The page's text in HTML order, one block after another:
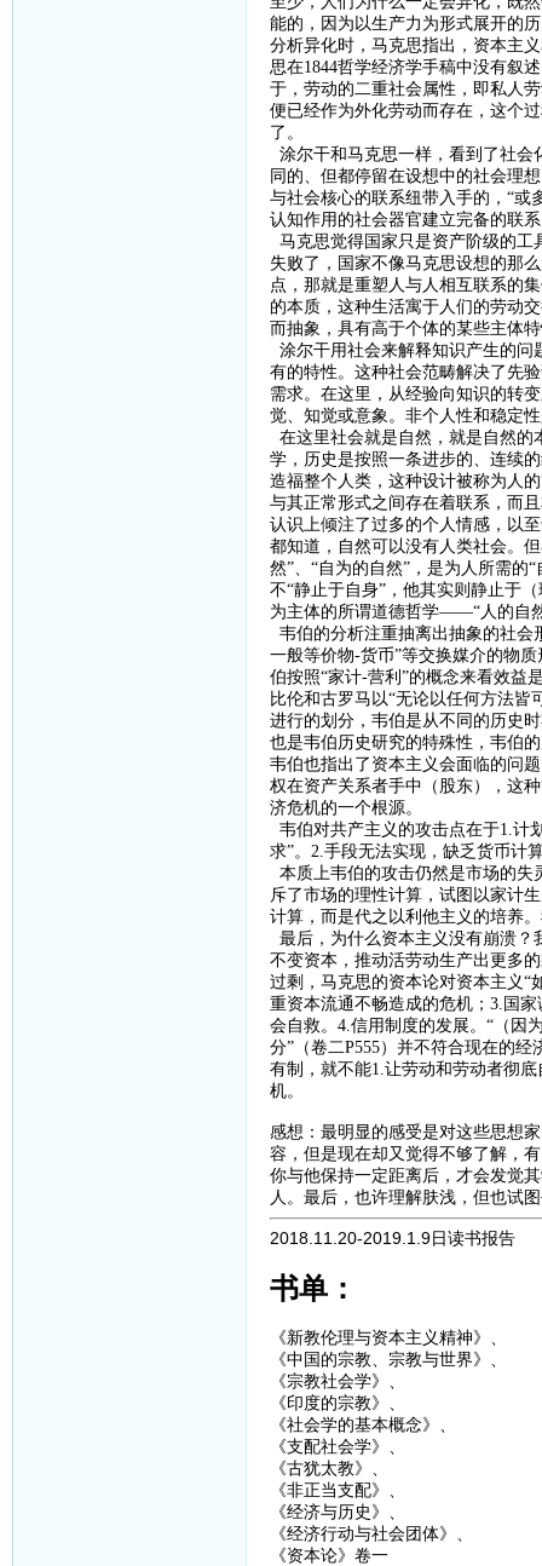
能的，因为以生产力为形式展开的
分析异化时，马克思指出，资本主
思在1844哲学经济学手稿中没有叙
于，劳动的二重社会属性，即私人
便已经作为外化劳动而存在，这个
了。
涂尔干和马克思一样，看到了社会
同的、但都停留在设想中的社会理
与社会核心的联系纽带入手的，“或
认知作用的社会器官建立完备的联
马克思觉得国家只是资产阶级的工
失败了，国家不像马克思设想的那
点，那就是重塑人与人相互联系的
的本质，这种生活寓于人们的劳动
而抽象，具有高于个体的某些主体
涂尔干用社会来解释知识产生的问
有的特性。这种社会范畴解决了先
需求。在这里，从经验向知识的转
觉、知觉或意象。非个人性和稳定
在这里社会就是自然，就是自然的
学，历史是按照一条进步的、连续
造福整个人类，这种设计被称为人的
与其正常形式之间存在着联系，而
认识上倾注了过多的个人情感，以
都知道，自然可以没有人类社会。
然”、“自为的自然”，是为人所需的
不“静止于自身”，他其实则静止于
为主体的所谓道德哲学——“人的自
韦伯的分析注重抽离出抽象的社会
一般等价物-货币”等交换媒介的物
伯按照“家计-营利”的概念来看效益
比伦和古罗马以“无论以任何方法
进行的划分，韦伯是从不同的历史
也是韦伯历史研究的特殊性，韦伯
韦伯也指出了资本主义会面临的问
权在资产关系者手中（股东），这种
济危机的一个根源。
韦伯对共产主义的攻击点在于1. 计
求”。 2. 手段无法实现，缺乏货币计
本质上韦伯的攻击仍然是市场的失
斥了市场的理性计算，试图以家计
计算，而是代之以利他主义的培养
最后， 为什么资本主义没有崩溃？
不变资本，推动活劳动生产出更多
过剩，马克思的资本论对资本主义“
重资本流通不畅造成的危机； 3. 国家
会自救。 4. 信用制度的发展。 “（因
分”（卷二P555）并不符合现在的经
有制，就不能1. 让劳动和劳动者彻底
机。
感想：最明显的感受是对这些思想
容，但是现在却又觉得不够了解，
你与他保持一定距离后，才会发觉
人。最后，也许理解肤浅，但也试
2018.11.20-2019.1.9日读书报告
书单：
《新教伦理与资本主义精神》、
《中国的宗教、宗教与世界》、
《宗教社会学》、
《印度的宗教》、
《社会学的基本概念》、
《支配社会学》、
《古犹太教》、
《非正当支配》、
《经济与历史》、
《经济行动与社会团体》、
《资本论》卷一